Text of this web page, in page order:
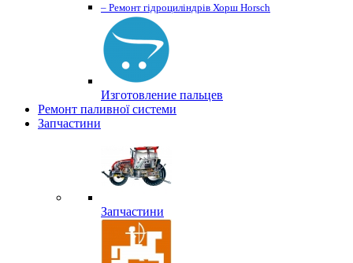
– Ремонт гідроциліндрів Хорш Horsch
Изготовление пальцев
Ремонт паливної системи
Запчастини
Запчастини